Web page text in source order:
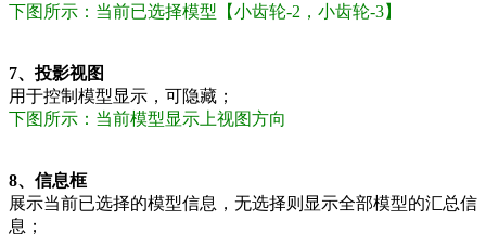
下图所示：当前已选择模型【小齿轮-2，小齿轮-3】
7、投影视图
用于控制模型显示，可隐藏；
下图所示：当前模型显示上视图方向
8、信息框
展示当前已选择的模型信息，无选择则显示全部模型的汇总信
息；